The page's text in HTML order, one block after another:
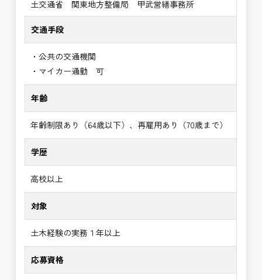
土交通省 関東地方整備局 甲武営繕事務所
交通手段
・公共の交通機関
・マイカー通勤 可
年齢
年齢制限あり（64歳以下）、再雇用あり（70歳まで）
学歴
高校以上
対象
土木経験の実務１年以上
応募資格